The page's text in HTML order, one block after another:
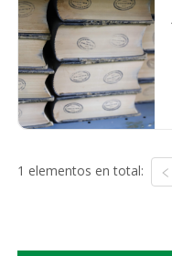
1 elementos en total: